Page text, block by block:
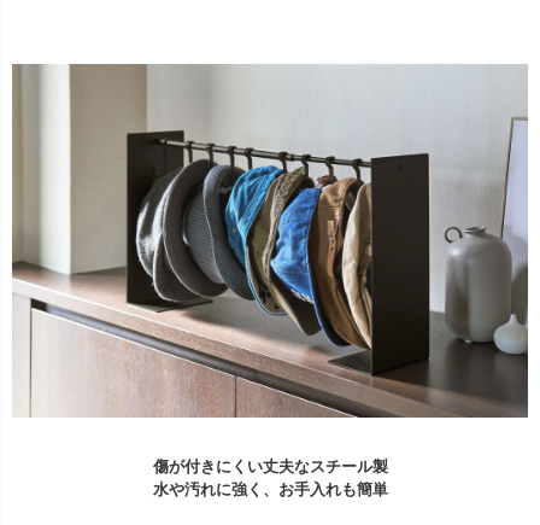
傷が付きにくい丈夫なスチール製
水や汚れに強く、お手入れも簡単